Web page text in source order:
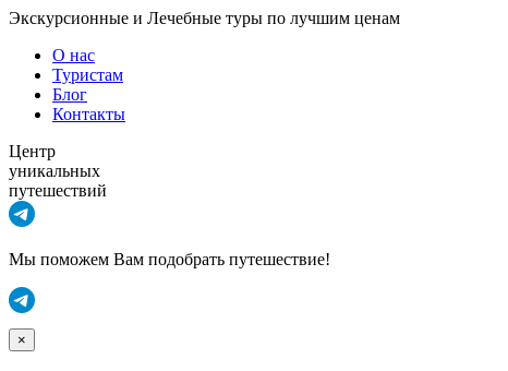
Экскурсионные и Лечебные туры по лучшим ценам
О нас
Туристам
Блог
Контакты
Центр
уникальных
путешествий
Мы поможем Вам подобрать путешествие!
×